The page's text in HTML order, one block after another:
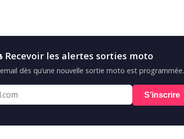
les alertes sorties moto
dès qu’une nouvelle sortie moto est programmée.
S’inscrire